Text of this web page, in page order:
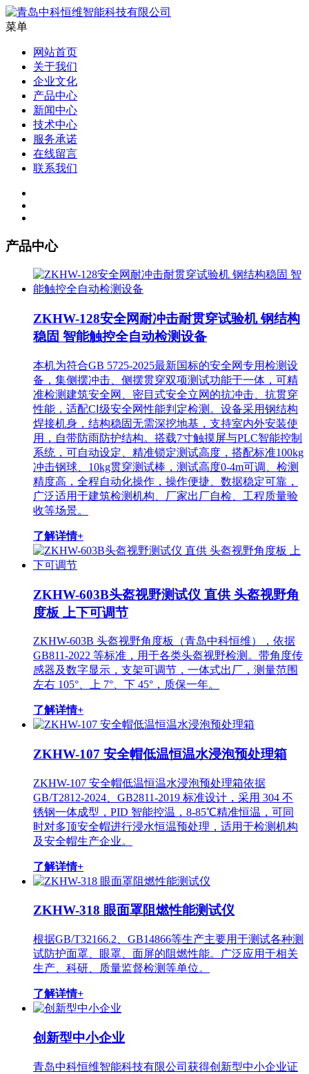
菜单
网站首页
关于我们
企业文化
产品中心
新闻中心
技术中心
服务承诺
在线留言
联系我们
产品中心
ZKHW-128安全网耐冲击耐贯穿试验机 钢结构
稳固 智能触控全自动检测设备
本机为符合GB 5725-2025最新国标的安全网专用检测设
备，集侧摆冲击、侧摆贯穿双项测试功能于一体，可精
准检测建筑安全网、密目式安全立网的抗冲击、抗贯穿
性能，适配CⅠ级安全网性能判定检测。设备采用钢结构
焊接机身，结构稳固无需深挖地基，支持室内外安装使
用，自带防雨防护结构。搭载7寸触摸屏与PLC智能控制
系统，可自动设定、精准锁定测试高度，搭配标准100kg
冲击钢球、10kg贯穿测试棒，测试高度0-4m可调、检测
精度高，全程自动化操作，操作便捷、数据稳定可靠，
广泛适用于建筑检测机构、厂家出厂自检、工程质量验
收等场景。
了解详情+
ZKHW-603B头盔视野测试仪 直供 头盔视野角
度板 上下可调节
ZKHW-603B 头盔视野角度板（青岛中科恒维），依据
GB811-2022 等标准，用于各类头盔视野检测。带角度传
感器及数字显示，支架可调节，一体式出厂，测量范围
左右 105°、上 7°、下 45°，质保一年。
了解详情+
ZKHW-107 安全帽低温恒温水浸泡预处理箱
ZKHW-107 安全帽低温恒温水浸泡预处理箱依据
GB/T2812-2024、GB2811-2019 标准设计，采用 304 不
锈钢一体成型，PID 智能控温，8-85℃精准恒温，可同
时对多顶安全帽进行浸水恒温预处理，适用于检测机构
及安全帽生产企业。
了解详情+
ZKHW-318 眼面罩阻燃性能测试仪
根据GB/T32166.2、GB14866等生产主要用于测试各种测
试防护面罩、眼罩、面屏的阻燃性能。广泛应用于相关
生产、科研、质量监督检测等单位。
了解详情+
创新型中小企业
青岛中科恒维智能科技有限公司获得创新型中小企业证